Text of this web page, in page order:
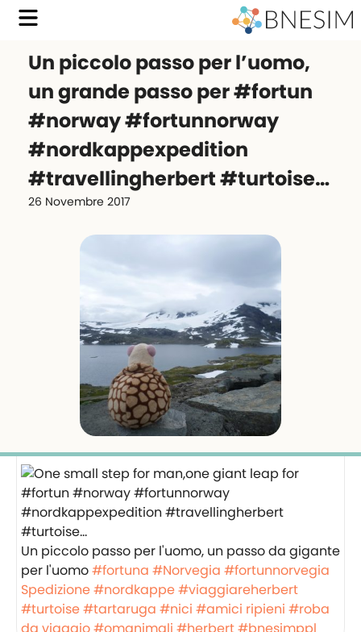
Un piccolo passo per l’uomo,
un grande passo per #fortun
#norway #fortunnorway
#nordkappexpedition
#travellingherbert #turtoise…
26 Novembre 2017
Un piccolo passo per l'uomo, un passo da gigante
per l'uomo#fortuna #Norvegia #fortunnorvegia
Spedizione #nordkappe#viaggiareherbert
#turtoise#tartaruga #nici #amici ripieni #roba